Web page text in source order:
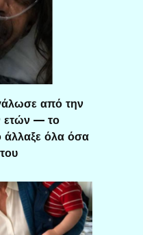
από την
ετών — το
άλλαξε όλα όσα